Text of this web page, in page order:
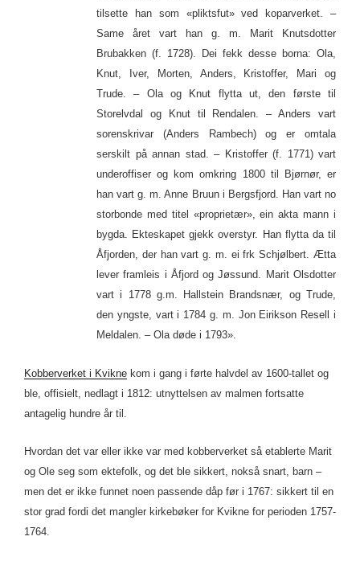
tilsette han som «pliktsfut» ved koparverket. –
Same året vart han g. m. Marit Knutsdotter
Brubakken (f. 1728). Dei fekk desse borna: Ola,
Knut, Iver, Morten, Anders, Kristoffer, Mari og
Trude. – Ola og Knut flytta ut, den første til
Storelvdal og Knut til Rendalen. – Anders vart
sorenskrivar (Anders Rambech) og er omtala
serskilt på annan stad. – Kristoffer (f. 1771) vart
underoffiser og kom omkring 1800 til Bjørnør, er
han vart g. m. Anne Bruun i Bergsfjord. Han vart no
storbonde med titel «proprietær», ein akta mann i
bygda. Ekteskapet gjekk overstyr. Han flytta da til
Åfjorden, der han vart g. m. ei frk Schjølbert. Ætta
lever framleis i Åfjord og Jøssund. Marit Olsdotter
vart i 1778 g.m. Hallstein Brandsnær, og Trude,
den yngste, vart i 1784 g. m. Jon Eirikson Resell i
Meldalen. – Ola døde i 1793».
Kobberverket i Kvikne kom i gang i førte halvdel av 1600-tallet og
ble, offisielt, nedlagt i 1812: utnyttelsen av malmen fortsatte
antagelig hundre år til.
Hvordan det var eller ikke var med kobberverket så etablerte Marit
og Ole seg som ektefolk, og det ble sikkert, nokså snart, barn –
men det er ikke funnet noen passende dåp før i 1767: sikkert til en
stor grad fordi det mangler kirkebøker for Kvikne for perioden 1757-
1764.